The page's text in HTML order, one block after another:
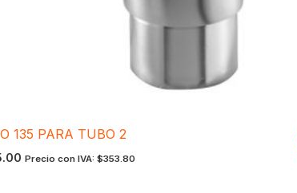
135 PARA TUBO 2
Precio con IVA: $353.80